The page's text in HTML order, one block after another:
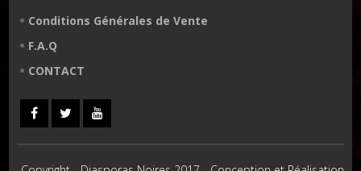
Conditions Générales de Vente
F.A.Q
CONTACT